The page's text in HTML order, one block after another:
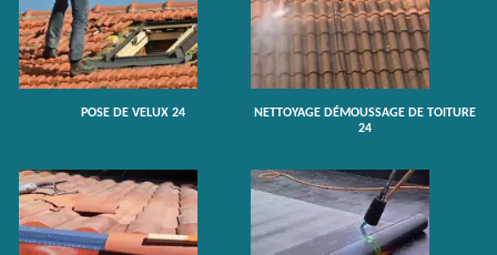
POSE DE VELUX 24
NETTOYAGE DÉMOUSSAGE DE TOITURE
24